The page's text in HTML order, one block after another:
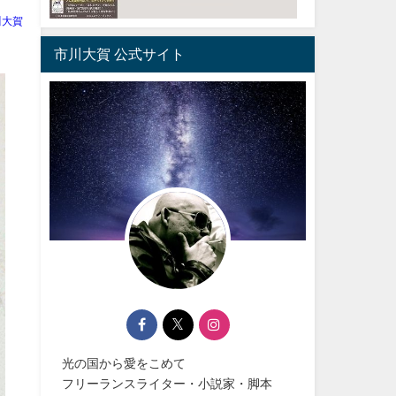
賀
市川大賀 公式サイト
光の国から愛をこめて
フリーランスライター・小説家・脚本